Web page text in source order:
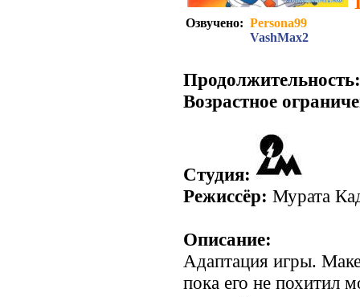
Озвучено: Persona99
VashMax2
Продолжительность:
Возрастное
Студия:
Режиссёр: Мурата
Описание:
Адаптация игры.
пока его не похитил